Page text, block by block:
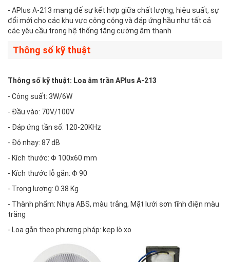
- APlus A-213 mang đế sự kết hợp giữa chất lượng, hiệu suất, sự
đổi mới cho các khu vực công cộng và đáp ứng hầu như tất cả
các yêu cầu trong hệ thống tăng cường âm thanh
Thông số kỹ thuật
Thông số kỹ thuật: Loa âm trần APlus A-213
- Công suất: 3W/6W
- Đầu vào: 70V/100V
- Đáp ứng tần số: 120-20KHz
- Độ nhạy: 87 dB
- Kích thước: Φ 100x60 mm
- Kích thước lỗ gắn: Φ 90
- Trọng lượng: 0.38 Kg
- Thành phẩm: Nhựa ABS, màu trắng, Mặt lưới sơn tĩnh điện màu
trắng
- Loa gắn theo phương pháp: kẹp lò xo